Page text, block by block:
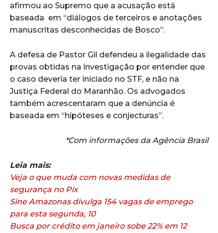
afirmou ao Supremo que a acusação está
baseada em “diálogos de terceiros e anotações
manuscritas desconhecidas de Bosco”.
A defesa de Pastor Gil defendeu a ilegalidade das
provas obtidas na investigação por entender que
o caso deveria ter iniciado no STF, e não na
Justiça Federal do Maranhão. Os advogados
também acrescentaram que a denúncia é
baseada em “hipóteses e conjecturas”.
*Com informações da Agência Brasil
Leia mais:
Veja o que muda com novas medidas de
segurança no Pix
Sine Amazonas divulga 154 vagas de emprego
para esta segunda, 10
Busca por crédito em janeiro sobe 22% em 12